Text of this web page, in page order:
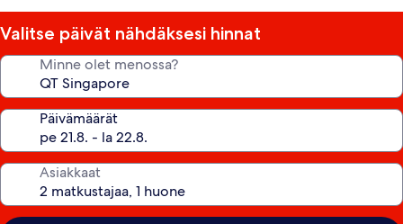
Valitse päivät nähdäksesi hinnat
Minne olet menossa?
Päivämäärät
Asiakkaat